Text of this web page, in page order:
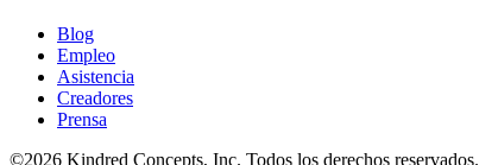
Blog
Empleo
Asistencia
Creadores
Prensa
©2026 Kindred Concepts, Inc. Todos los derechos reservados.